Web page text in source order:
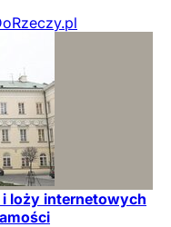
loży internetowych